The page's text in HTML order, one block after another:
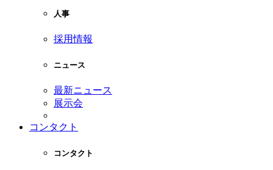
人事
採用情報
ニュース
最新ニュース
展示会
コンタクト
コンタクト